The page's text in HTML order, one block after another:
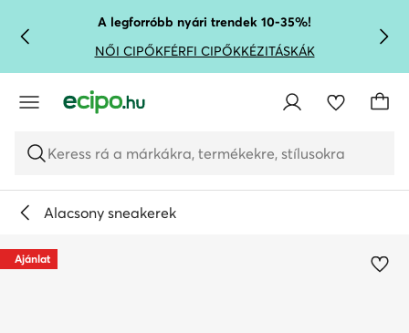
UGRÁS A FŐ TARTALOMRA
UGRÁS A KERESÉSHEZA legforróbb nyári trendek 10-35%!
NŐI CIPŐKFÉRFI CIPŐKKÉZITÁSKÁK
Keress rá a márkákra, termékekre, stílusokra
Alacsony sneakerek
Ajánlat